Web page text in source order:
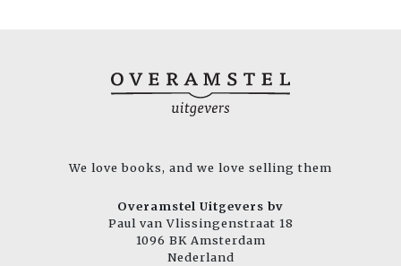
We love books, and we love selling them
Overamstel Uitgevers bv
Paul van Vlissingenstraat 18
1096 BK Amsterdam
Nederland